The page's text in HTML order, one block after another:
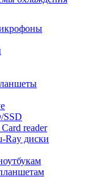
reader
Ray диски